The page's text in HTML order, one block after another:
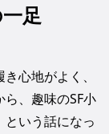
足
心地がよく、
、趣味のSF小
いう話になっ